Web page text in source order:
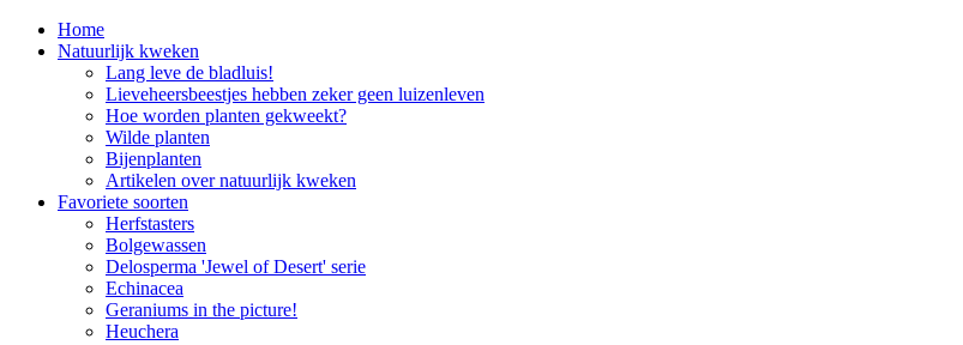
Home
Natuurlijk kweken
Lang leve de bladluis!
Lieveheersbeestjes hebben zeker geen luizenleven
Hoe worden planten gekweekt?
Wilde planten
Bijenplanten
Artikelen over natuurlijk kweken
Favoriete soorten
Herfstasters
Bolgewassen
Delosperma 'Jewel of Desert' serie
Echinacea
Geraniums in the picture!
Heuchera